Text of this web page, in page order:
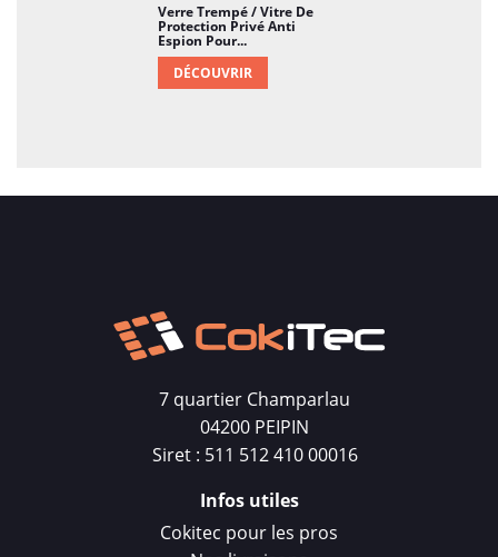
Verre Trempé / Vitre De
Protection Privé Anti
Espion Pour...
DÉCOUVRIR
7 quartier Champarlau
04200 PEIPIN
Siret : 511 512 410 00016
Infos utiles
Cokitec pour les pros